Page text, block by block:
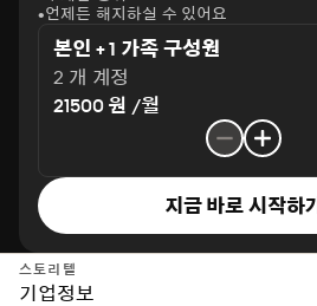
언제든 해지하실 수 있어요
본인 + 1 가족 구성원
2 개 계정
21500 원 /월
지금 바로 시작하기
스토리텔
기업정보